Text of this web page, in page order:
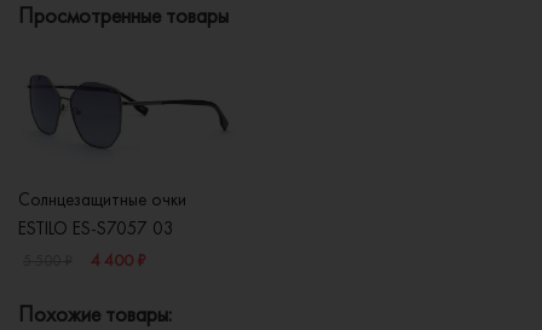
Просмотренные товары
Солнцезащитные очки
ESTILO ES-S7057 03
4 400 ₽
Похожие товары: